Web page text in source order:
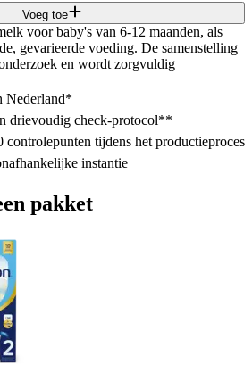
Voeg toe
voor baby's van 6-12 maanden, als
gevarieerde voeding. De samenstelling
en wordt zorgvuldig
Nederland*
drievoudig check-protocol**
controlepunten tijdens het productieproces
instantie
pakket